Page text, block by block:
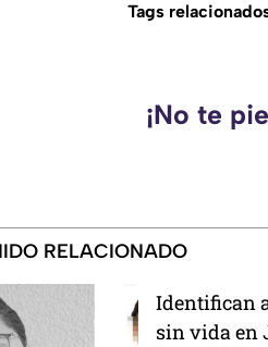
Tags
¡No te
RELACIONADO
Identifican
sin vida en